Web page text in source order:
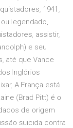
1941,
legendado,
assistir,
e seu
até que Vance
Inglórios
A França está
(Brad Pitt) é o
de origem
suicida contra